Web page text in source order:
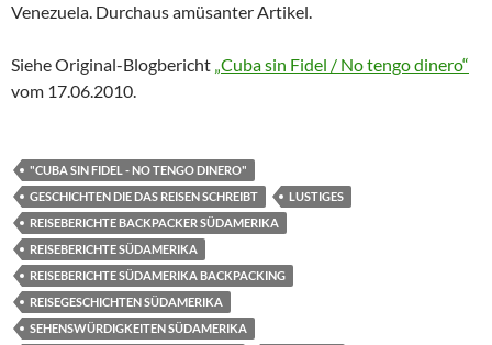
Venezuela. Durchaus amüsanter Artikel.
Siehe Original-Blogbericht „Cuba sin Fidel / No tengo dinero“
vom 17.06.2010.
"CUBA SIN FIDEL - NO TENGO DINERO"
GESCHICHTEN DIE DAS REISEN SCHREIBT
LUSTIGES
REISEBERICHTE BACKPACKER SÜDAMERIKA
REISEBERICHTE SÜDAMERIKA
REISEBERICHTE SÜDAMERIKA BACKPACKING
REISEGESCHICHTEN SÜDAMERIKA
SEHENSWÜRDIGKEITEN SÜDAMERIKA